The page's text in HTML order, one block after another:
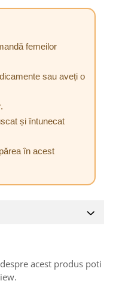
femeilor
sau aveți o
și întunecat
în acest
acest produs poti